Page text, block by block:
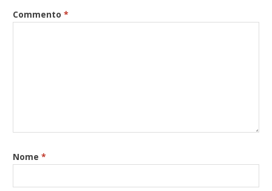
Commento*
Nome*